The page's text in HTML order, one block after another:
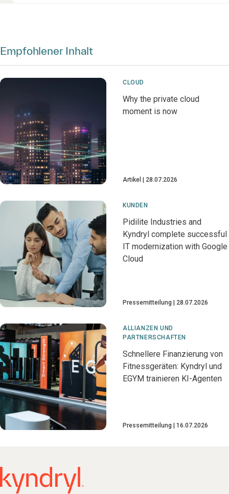
Empfohlener Inhalt
CLOUD
Why the private cloud
moment is now
Artikel 28.07.2026
KUNDEN
Pidilite Industries and
Kyndryl complete successful
IT modernization with Google
Cloud
Pressemitteilung 28.07.2026
ALLIANZEN UND
PARTNERSCHAFTEN
Schnellere Finanzierung von
Fitnessgeräten: Kyndryl und
EGYM trainieren KI-Agenten
Pressemitteilung 16.07.2026